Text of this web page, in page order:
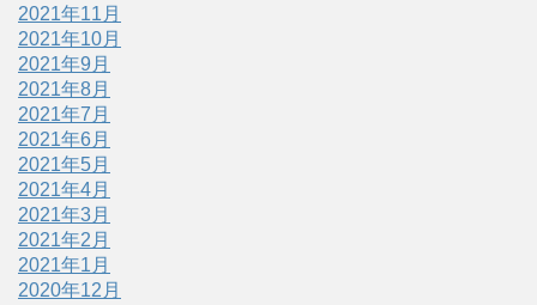
2021年11月
2021年10月
2021年9月
2021年8月
2021年7月
2021年6月
2021年5月
2021年4月
2021年3月
2021年2月
2021年1月
2020年12月